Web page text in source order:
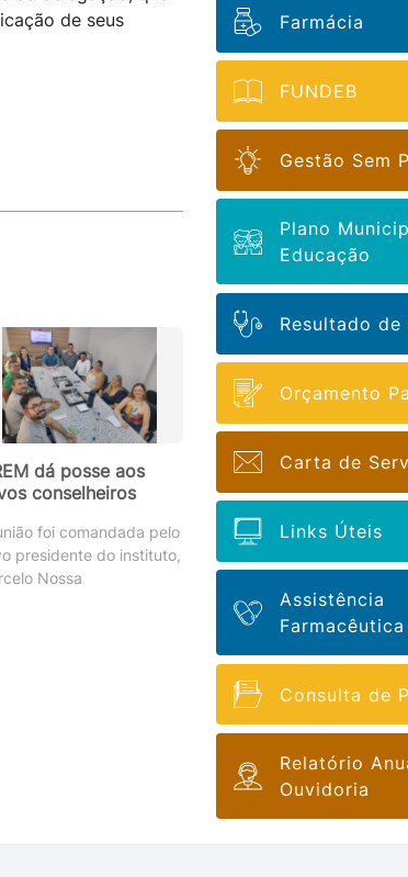
de seus
dá posse aos
conselheiros
foi comandada pelo
presidente do instituto,
Nossa
Farmácia
FUNDEB
Gestão Sem
Plano
Educação
Resultado de
Orçamento
Carta de
Links Úteis
Assistência
Farmacêutica
Consulta de
Relatório
Ouvidoria